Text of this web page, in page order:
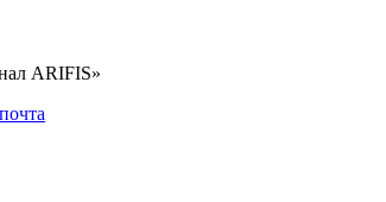
ARIFIS»